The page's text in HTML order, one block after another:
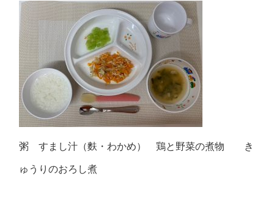
粥 すまし汁（麩・わかめ） 鶏と野菜の煮物 き
ゅうりのおろし煮